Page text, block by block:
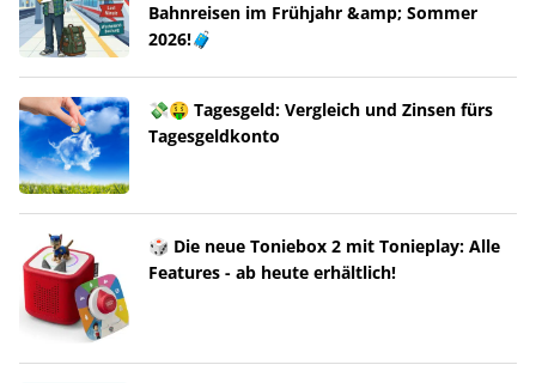
Bahnreisen im Frühjahr &amp; Sommer
2026!🧳
💸🤑 Tagesgeld: Vergleich und Zinsen fürs
Tagesgeldkonto
🎲 Die neue Toniebox 2 mit Tonieplay: Alle
Features - ab heute erhältlich!